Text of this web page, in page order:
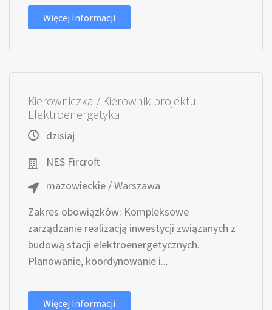
Więcej Informacji
Kierowniczka / Kierownik projektu –
Elektroenergetyka
dzisiaj
NES Fircroft
mazowieckie / Warszawa
Zakres obowiązków: Kompleksowe
zarządzanie realizacją inwestycji związanych z
budową stacji elektroenergetycznych.
Planowanie, koordynowanie i...
Więcej Informacji